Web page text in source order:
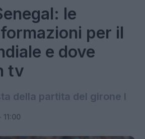
le
per il
e dove
tv
della partita del girone I